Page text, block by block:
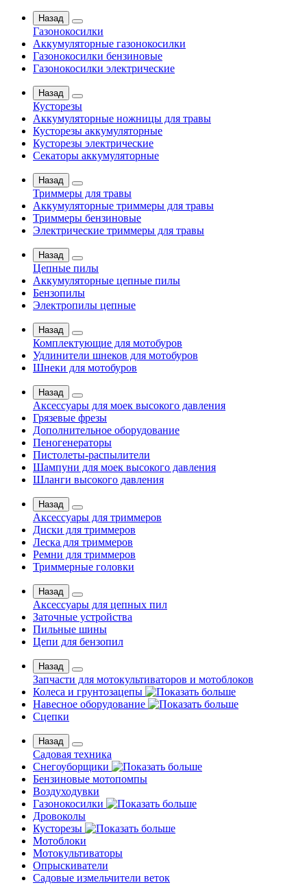
Назад
Газонокосилки
Аккумуляторные газонокосилки
Газонокосилки бензиновые
Газонокосилки электрические
Назад
Кусторезы
Аккумуляторные ножницы для травы
Кусторезы аккумуляторные
Кусторезы электрические
Секаторы аккумуляторные
Назад
Триммеры для травы
Аккумуляторные триммеры для травы
Триммеры бензиновые
Электрические триммеры для травы
Назад
Цепные пилы
Аккумуляторные цепные пилы
Бензопилы
Электропилы цепные
Назад
Комплектующие для мотобуров
Удлинители шнеков для мотобуров
Шнеки для мотобуров
Назад
Аксессуары для моек высокого давления
Грязевые фрезы
Дополнительное оборудование
Пеногенераторы
Пистолеты-распылители
Шампуни для моек высокого давления
Шланги высокого давления
Назад
Аксессуары для триммеров
Диски для триммеров
Леска для триммеров
Ремни для триммеров
Триммерные головки
Назад
Аксессуары для цепных пил
Заточные устройства
Пильные шины
Цепи для бензопил
Назад
Запчасти для мотокультиваторов и мотоблоков
Колеса и грунтозацепы
Навесное оборудование
Сцепки
Назад
Садовая техника
Снегоуборщики
Бензиновые мотопомпы
Воздуходувки
Газонокосилки
Дровоколы
Кусторезы
Мотоблоки
Мотокультиваторы
Опрыскиватели
Садовые измельчители веток